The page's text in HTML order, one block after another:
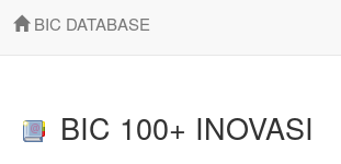
BIC DATABASE
BIC 100+ INOVASI